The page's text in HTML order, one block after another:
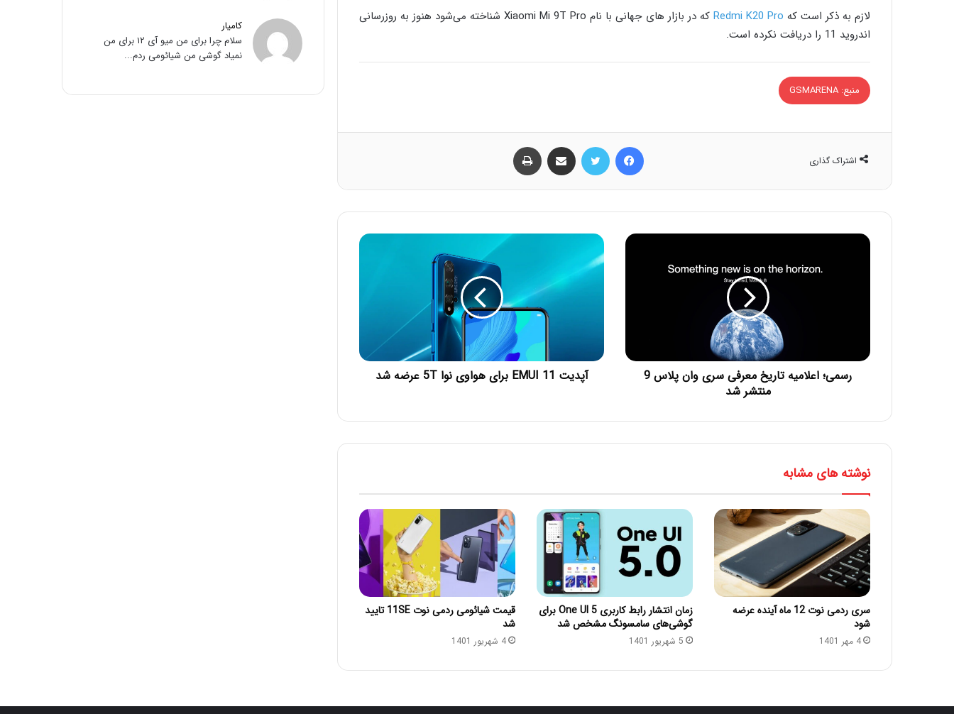
لازم به ذکر است که Redmi K20 Pro
که در بازار های جهانی با نام Xiaomi Mi 9T Pro شناخته می‌شود هنوز به روزرسانی
اندروید 11 را دریافت نکرده است.
منبع: GSMARENA
اشتراک گذاری
رسمی؛ اعلامیه تاریخ معرفی سری وان پلاس 9
منتشر شد
آپدیت EMUI 11 برای هواوی نوا 5T عرضه شد
نوشته های مشابه
سری ردمی نوت 12 ماه آینده عرضه
شود
4 مهر 1401
زمان انتشار رابط کاربری One UI 5 برای
گوشی‌های سامسونگ مشخص شد
5 شهریور 1401
قیمت شیائومی ردمی نوت 11SE تایید
شد
4 شهریور 1401
کامیار
سلام چرا برای من میو آی ۱۲ برای من
نمیاد گوشی من شیائومی ردم...